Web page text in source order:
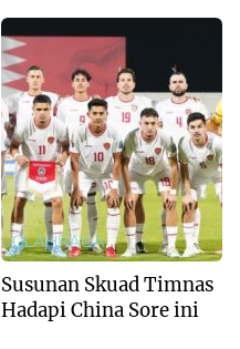
OLAHRAGA
Susunan Skuad Timnas
Hadapi China Sore ini